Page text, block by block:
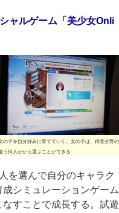
ャルゲーム「美少女Onli
の子を自分好みに育てていく。女の子は、得意分野の
う何人かから選ぶことができる
を選んで自分のキャラク
シミュレーションゲーム
すことで成長する。試遊